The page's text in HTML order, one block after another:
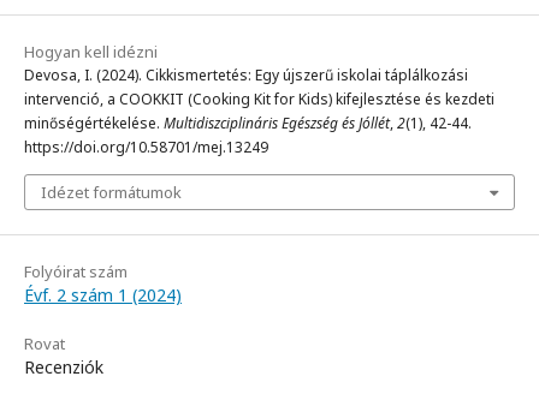
Hogyan kell idézni
Devosa, I. (2024). Cikkismertetés: Egy újszerű iskolai táplálkozási
intervenció, a COOKKIT (Cooking Kit for Kids) kifejlesztése és kezdeti
minőségértékelése. Multidiszciplináris Egészség és Jóllét,2(1), 42-44.
https://doi.org/10.58701/mej.13249
Idézet formátumok
Folyóirat szám
Évf. 2 szám 1 (2024)
Rovat
Recenziók